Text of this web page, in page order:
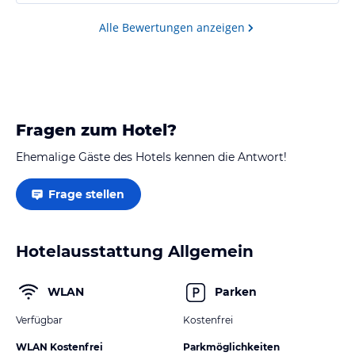
Alle Bewertungen anzeigen
Fragen zum Hotel?
Ehemalige Gäste des Hotels kennen die Antwort!
Frage stellen
Hotelausstattung Allgemein
WLAN
Verfügbar
WLAN Kostenfrei
Parken
Kostenfrei
Parkmöglichkeiten